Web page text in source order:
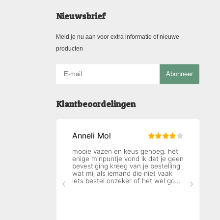
Nieuwsbrief
Meld je nu aan voor extra informatie of nieuwe
producten
Abonneer
Klantbeoordelingen